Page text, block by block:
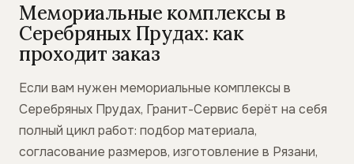
Мемориальные комплексы в
Серебряных Прудах: как
проходит заказ
Если вам нужен мемориальные комплексы в
Серебряных Прудах, Гранит-Сервис берёт на себя
полный цикл работ: подбор материала,
согласование размеров, изготовление в Рязани,